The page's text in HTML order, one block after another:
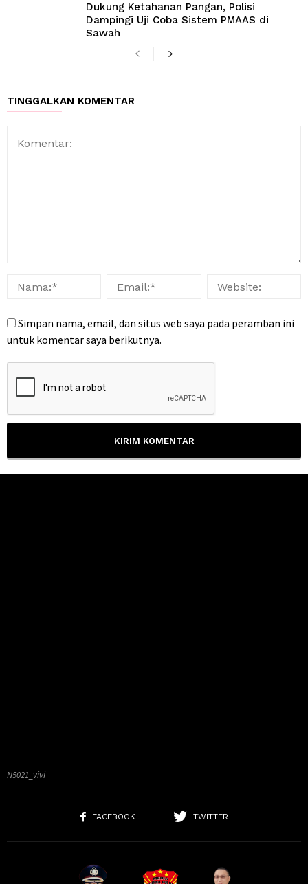
Dukung Ketahanan Pangan, Polisi
Dampingi Uji Coba Sistem PMAAS di
Sawah
TINGGALKAN KOMENTAR
Simpan nama, email, dan situs web saya pada peramban ini
untuk komentar saya berikutnya.
N5021_vivi
FACEBOOK TWITTER